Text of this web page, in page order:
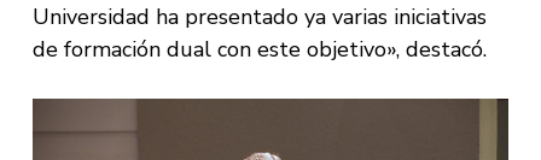
Universidad ha presentado ya varias iniciativas
de formación dual con este objetivo», destacó.